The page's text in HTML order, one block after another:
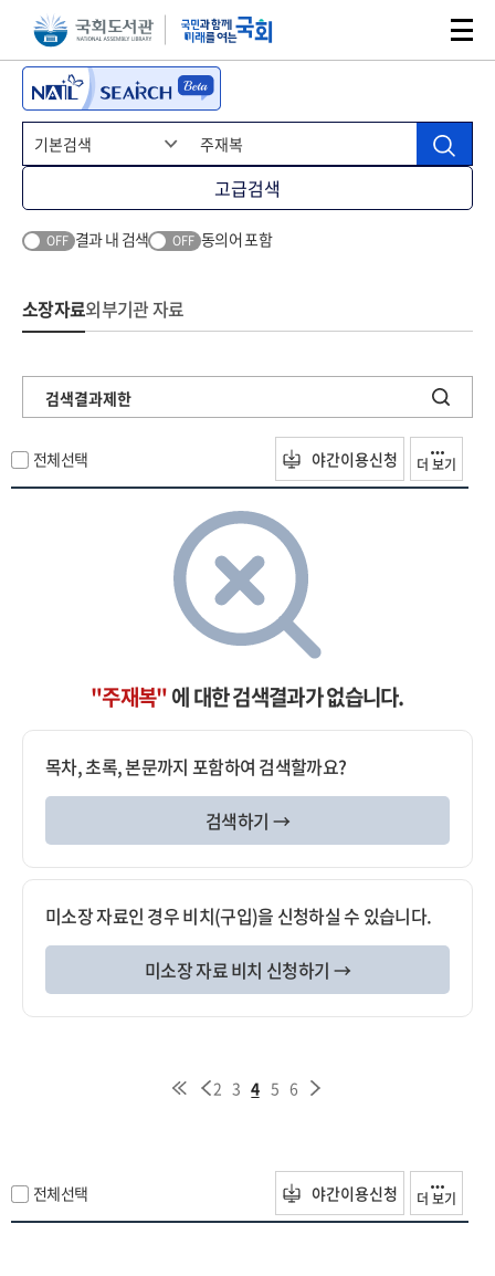
본문 바로가기주메뉴 바로가기
고급검색
OFF 결과 내 검색 OFF 동의어 포함
소장자료외부기관 자료
검색결과제한
전체선택 야간이용신청 더 보기
"주재복"에 대한 검색결과가 없습니다.
목차, 초록, 본문까지 포함하여 검색할까요?
검색하기 →
미소장 자료인 경우 비치(구입)을 신청하실 수 있습니다.
미소장 자료 비치 신청하기 →
2 3 4 5 6
전체선택 야간이용신청 더 보기